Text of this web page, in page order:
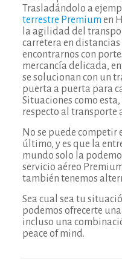
Trasladándolo a
terrestre Premium en
la agilidad del
carretera en
encontrarnos con
mercancía delicada,
se solucionan con un
puerta a puerta para
Situaciones como
respecto al transporte
No se puede competir
último, y es que la
mundo solo la
servicio aéreo
también tenemos
Sea cual sea tu
podemos ofrecerte
incluso una
peace of mind.